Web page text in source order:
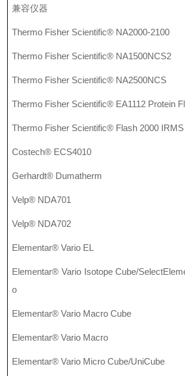
兼容仪器
Thermo Fisher Scientific® NA2000-2100
Thermo Fisher Scientific® NA1500NCS2
Thermo Fisher Scientific® NA2500NCS
Thermo Fisher Scientific® EA1112 Protein
Thermo Fisher Scientific® Flash 2000 IRMS
Costech® ECS4010
Gerhardt® Dumatherm
Velp® NDA701
Velp® NDA702
Elementar® Vario EL
Elementar® Vario Isotope Cube/
o
Elementar® Vario Macro Cube
Elementar® Vario Macro
Elementar® Vario Micro Cube/UniCube